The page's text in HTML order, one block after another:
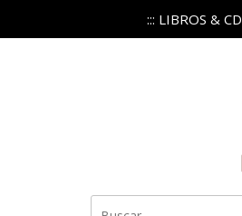
::: LIBROS &